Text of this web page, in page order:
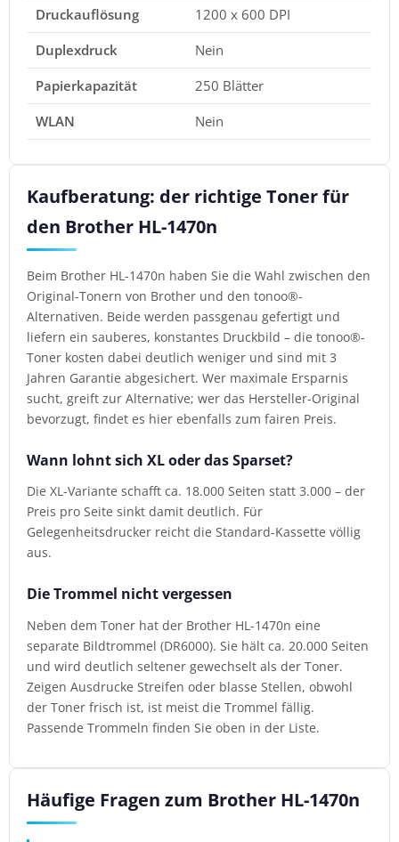
Druckauflösung
1200 x 600 DPI
Duplexdruck
Nein
Papierkapazität
250 Blätter
WLAN
Nein
Kaufberatung: der richtige Toner für
den Brother HL-1470n
Beim Brother HL-1470n haben Sie die Wahl zwischen den
Original-Tonern von Brother und den tonoo®-
Alternativen. Beide werden passgenau gefertigt und
liefern ein sauberes, konstantes Druckbild – die tonoo®-
Toner kosten dabei deutlich weniger und sind mit 3
Jahren Garantie abgesichert. Wer maximale Ersparnis
sucht, greift zur Alternative; wer das Hersteller-Original
bevorzugt, findet es hier ebenfalls zum fairen Preis.
Wann lohnt sich XL oder das Sparset?
Die XL-Variante schafft ca. 18.000 Seiten statt 3.000 – der
Preis pro Seite sinkt damit deutlich. Für
Gelegenheitsdrucker reicht die Standard-Kassette völlig
aus.
Die Trommel nicht vergessen
Neben dem Toner hat der Brother HL-1470n eine
separate Bildtrommel (DR6000). Sie hält ca. 20.000 Seiten
und wird deutlich seltener gewechselt als der Toner.
Zeigen Ausdrucke Streifen oder blasse Stellen, obwohl
der Toner frisch ist, ist meist die Trommel fällig.
Passende Trommeln finden Sie oben in der Liste.
Häufige Fragen zum Brother HL-1470n